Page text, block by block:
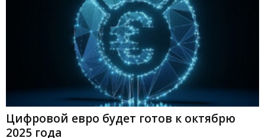
Цифровой евро будет готов к октябрю
2025 года